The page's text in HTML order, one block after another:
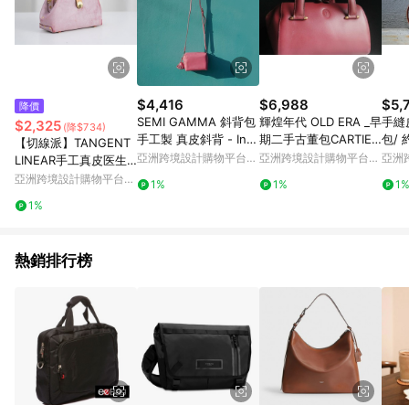
顏色、價位、贈品如與 Pinkoi 商品資訊頁及購物車不符，以
Pinkoi 購物商品資訊頁及購物車標示為準。 10. 點數紅包使用規
則請以點數紅包活動說明為準。 11. 若於 LINE 購物前往 Pinkoi
頁面後才首次下載 Pinkoi APP 並完成訂單，不符合導購資格；承
上，首次下載 Pinkoi APP 後，需透過 LINE 購物前往 Pinkoi 頁
降價
$2,325 (降$734)
【切線派】TANGENT
LINEAR手工真皮医生
包撞钉女包斜挎包 雾蜡
亞洲跨境設計購物平台
1%
$4,416
SEMI GAMMA 斜背包
手工製 真皮斜背 - Inn
uendo Pink
亞洲跨境設計購物平台
1%
$6,988
輝煌年代 OLD ERA _早
期二手古董包CARTIER
手提包
亞洲跨境設計購物平台
1%
手縫
包/
亞洲
1%
熱銷排行榜